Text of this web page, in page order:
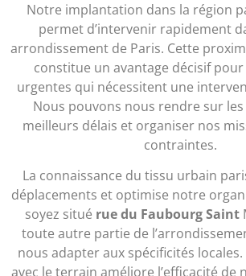
Notre implantation dans la région
permet d’intervenir rapidement
arrondissement de Paris. Cette
constitue un avantage décisif
urgentes qui nécessitent une
Nous pouvons nous rendre sur les
meilleurs délais et organiser nos
contraintes.
La connaissance du tissu urbain
déplacements et optimise notre
soyez situé rue du Faubourg Saint
toute autre partie de
nous adapter aux spécificités
avec le terrain améliore l’efficacité de